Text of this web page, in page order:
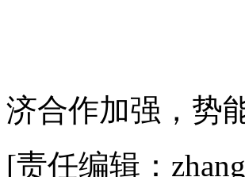
济合作加强，势
[责任编辑：